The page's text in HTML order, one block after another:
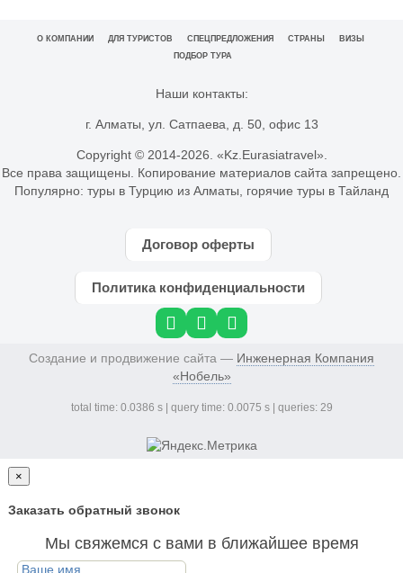
О КОМПАНИИ ДЛЯ ТУРИСТОВ СПЕЦПРЕДЛОЖЕНИЯ СТРАНЫ
ВИЗЫ
ПОДБОР ТУРА
Наши контакты:
г. Алматы, ул. Сатпаева, д. 50, офис 13
Copyright © 2014-2026. «Kz.Eurasiatravel».
Все права защищены. Копирование материалов сайта запрещено.
Популярно: туры в Турцию из Алматы горячие туры в Тайланд
Договор оферты
Политика конфиденциальности
Создание и продвижение сайта — Инженерная Компания
«Нобель»
total time: 0.0386 s | query time: 0.0075 s | queries: 29
×
Заказать обратный звонок
Мы свяжемся с вами в ближайшее время